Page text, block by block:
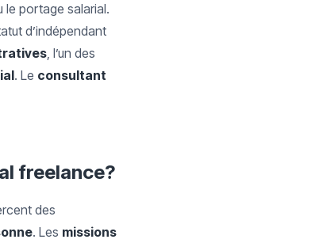
le portage salarial.
d’indépendant
, l’un des
. Le consultant
freelance?
des
. Les missions